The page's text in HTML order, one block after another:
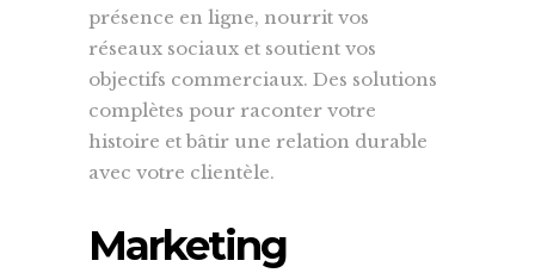
présence en ligne, nourrit vos
réseaux sociaux et soutient vos
objectifs commerciaux. Des solutions
complètes pour raconter votre
histoire et bâtir une relation durable
avec votre clientèle.
Marketing